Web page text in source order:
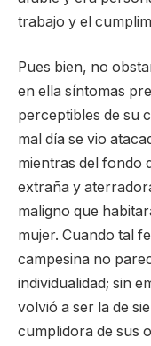
trabajo y el
Pues bien, no
en ella síntomas
perceptibles de su
mal día se vio
mientras del fondo
extraña y
maligno que
mujer. Cuando tal
campesina no
individualidad; sin
volvió a ser la de
cumplidora de sus